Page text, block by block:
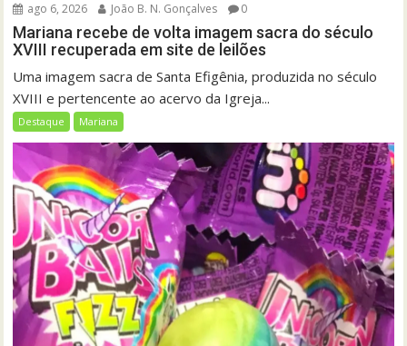
ago 6, 2026 João B. N. Gonçalves 0
Mariana recebe de volta imagem sacra do século
XVIII recuperada em site de leilões
Uma imagem sacra de Santa Efigênia, produzida no século
XVIII e pertencente ao acervo da Igreja...
Destaque Mariana